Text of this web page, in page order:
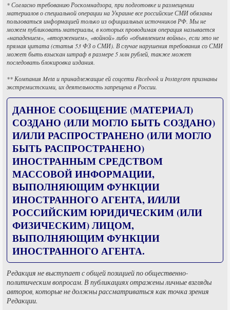
* Согласно требованию Роскомнадзора, при подготовке и размещении
материалов о специальной операции на Украине все российские СМИ обязаны
пользоваться информацией только из официальных источников РФ. Мы не
можем публиковать материалы, в которых проводимая операция называется
«нападением», «вторжением», «войной» либо «объявлением войны», если это не
прямая цитата (статья 53 ФЗ о СМИ). В случае нарушения требования со СМИ
может быть взыскан штраф в размере 5 млн рублей, также может
последовать блокировка издания.
** Компания Meta и принадлежащие ей соцсети Facebook и Instagram признаны
экстремистскими, их деятельность запрещена в России.
ДАННОЕ СООБЩЕНИЕ (МАТЕРИАЛ)
СОЗДАНО (ИЛИ МОГЛО БЫТЬ СОЗДАНО)
И/ИЛИ РАСПРОСТРАНЕНО (ИЛИ МОГЛО
БЫТЬ РАСПРОСТРАНЕНО)
ИНОСТРАННЫМ СРЕДСТВОМ
МАССОВОЙ ИНФОРМАЦИИ,
ВЫПОЛНЯЮЩИМ ФУНКЦИИ
ИНОСТРАННОГО АГЕНТА, И/ИЛИ
РОССИЙСКИМ ЮРИДИЧЕСКИМ (ИЛИ
ФИЗИЧЕСКИМ) ЛИЦОМ,
ВЫПОЛНЯЮЩИМ ФУНКЦИИ
ИНОСТРАННОГО АГЕНТА.
Редакция не выступает с общей позицией по общественно-
политическим вопросам. В публикациях отражены личные взгляды
авторов, которые не должны рассматриваться как точка зрения
Редакции.